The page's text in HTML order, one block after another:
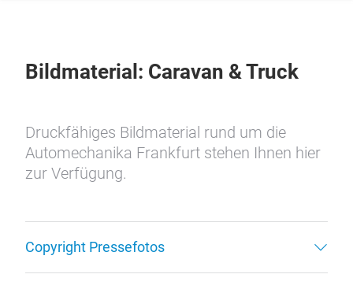
Bildmaterial: Caravan & Truck
Druckfähiges Bildmaterial rund um die
Automechanika Frankfurt stehen Ihnen hier
zur Verfügung.
Copyright Pressefotos